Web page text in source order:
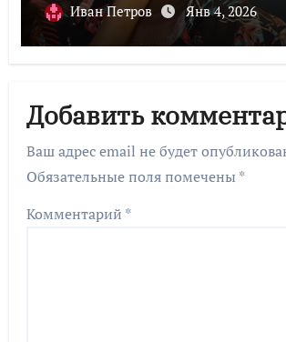
Иван Петров Янв 4, 2026
Добавить
Ваш адрес email не будет
Обязательные поля помечены *
Комментарий *